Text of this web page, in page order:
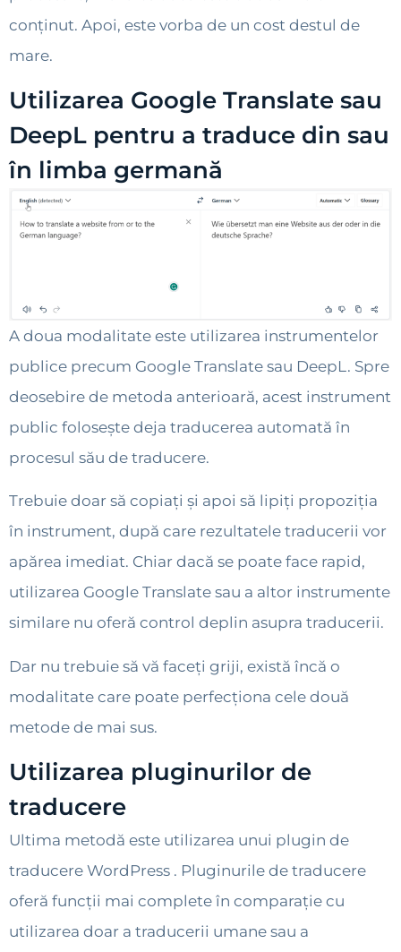
conținut. Apoi, este vorba de un cost destul de
mare.
Utilizarea Google Translate sau
DeepL pentru a traduce din sau
în limba germană
A doua modalitate este utilizarea instrumentelor
publice precum Google Translate sau DeepL. Spre
deosebire de metoda anterioară, acest instrument
public folosește deja traducerea automată în
procesul său de traducere.
Trebuie doar să copiați și apoi să lipiți propoziția
în instrument, după care rezultatele traducerii vor
apărea imediat. Chiar dacă se poate face rapid,
utilizarea Google Translate sau a altor instrumente
similare nu oferă control deplin asupra traducerii.
Dar nu trebuie să vă faceți griji, există încă o
modalitate care poate perfecționa cele două
metode de mai sus.
Utilizarea pluginurilor de
traducere
Ultima metodă este utilizarea unui plugin de
traducere WordPress . Pluginurile de traducere
oferă funcții mai complete în comparație cu
utilizarea doar a traducerii umane sau a